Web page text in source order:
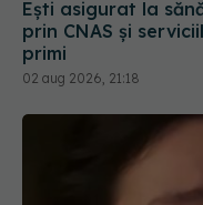
Ești asigurat la
prin CNAS și
primi
02 aug 2026, 21:18